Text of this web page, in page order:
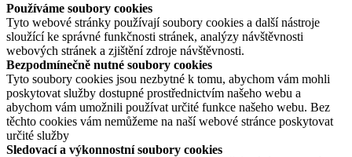
Používáme soubory cookies
Tyto webové stránky používají soubory cookies a další nástroje
sloužící ke správné funkčnosti stránek, analýzy návštěvnosti
webových stránek a zjištění zdroje návštěvnosti.
Bezpodmínečně nutné soubory cookies
Tyto soubory cookies jsou nezbytné k tomu, abychom vám mohli
poskytovat služby dostupné prostřednictvím našeho webu a
abychom vám umožnili používat určité funkce našeho webu. Bez
těchto cookies vám nemůžeme na naší webové stránce poskytovat
určité služby
Sledovací a výkonnostní soubory cookies